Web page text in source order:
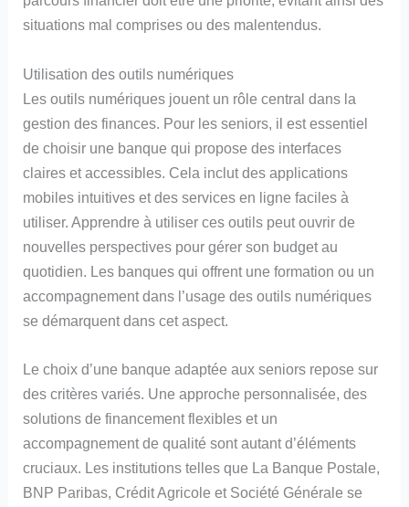
situations mal comprises ou des malentendus.
Utilisation des outils numériques
Les outils numériques jouent un rôle central dans la
gestion des finances. Pour les seniors, il est essentiel
de choisir une banque qui propose des interfaces
claires et accessibles. Cela inclut des applications
mobiles intuitives et des services en ligne faciles à
utiliser. Apprendre à utiliser ces outils peut ouvrir de
nouvelles perspectives pour gérer son budget au
quotidien. Les banques qui offrent une formation ou un
accompagnement dans l’usage des outils numériques
se démarquent dans cet aspect.
Le choix d’une banque adaptée aux seniors repose sur
des critères variés. Une approche personnalisée, des
solutions de financement flexibles et un
accompagnement de qualité sont autant d’éléments
cruciaux. Les institutions telles que La Banque Postale,
BNP Paribas, Crédit Agricole et Société Générale se